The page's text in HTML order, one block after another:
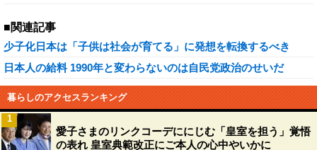
■関連記事
少子化日本は「子供は社会が育てる」に発想を転換するべき
日本人の給料 1990年と変わらないのは自民党政治のせいだ
暮らしのアクセスランキング
愛子さまのリンクコーデににじむ「皇室を担う」覚悟
の表れ 皇室典範改正にご本人の心中やいかに
1